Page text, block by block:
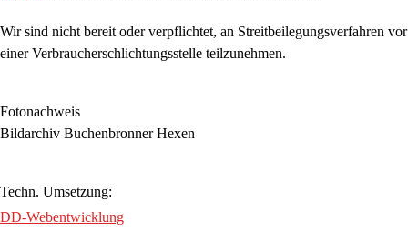
Wir sind nicht bereit oder verpflichtet, an Streitbeilegungsverfahren vor
einer Verbraucherschlichtungsstelle teilzunehmen.
Fotonachweis
Bildarchiv Buchenbronner Hexen
Techn. Umsetzung:
DD-Webentwicklung